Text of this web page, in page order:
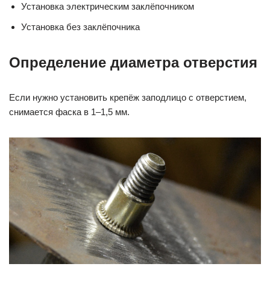
Установка электрическим заклёпочником
Установка без заклёпочника
Определение диаметра отверстия
Если нужно установить крепёж заподлицо с отверстием,
снимается фаска в 1–1,5 мм.